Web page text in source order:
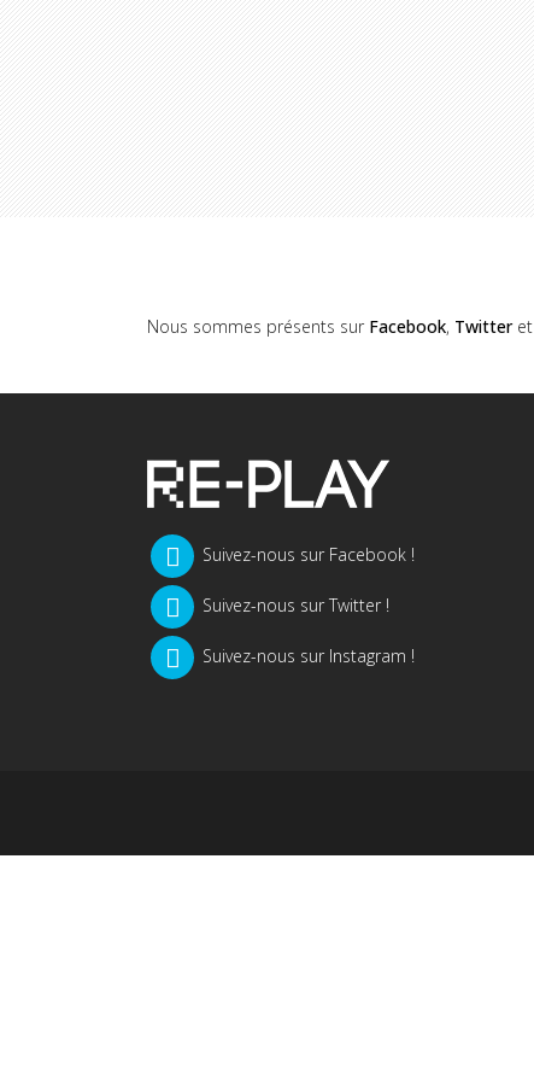
Nous sommes présents sur Facebook, Twitteret
Suivez-nous sur Facebook !
Suivez-nous sur Twitter !
Suivez-nous sur Instagram !